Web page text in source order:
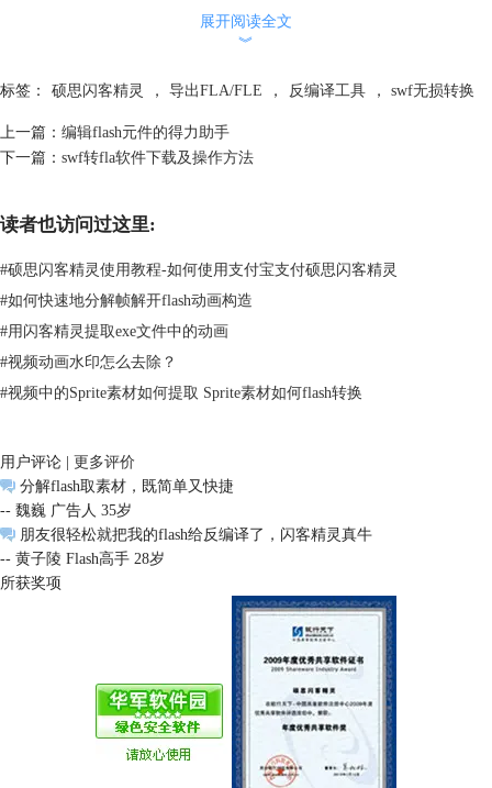
了我很大的忙，以前总是害怕swf文件转换出现各种问题，现在有了硕思
闪客精灵，我在工作中各有信心了，面对客户我总是说：“请你们放心！”
展开阅读全文
︾
标签： 硕思闪客精灵 ， 导出FLA/FLE ， 反编译工具 ， swf无损转换
上一篇： 编辑flash元件的得力助手
下一篇： swf转fla软件下载及操作方法
读者也访问过这里:
#硕思闪客精灵使用教程-如何使用支付宝支付硕思闪客精灵
#如何快速地分解帧解开flash动画构造
#用闪客精灵提取exe文件中的动画
#视频动画水印怎么去除？
#视频中的Sprite素材如何提取 Sprite素材如何flash转换
用户评论 | 更多评价
分解flash取素材，既简单又快捷
-- 魏巍 广告人 35岁
朋友很轻松就把我的flash给反编译了，闪客精灵真牛
-- 黄子陵 Flash高手 28岁
所获奖项